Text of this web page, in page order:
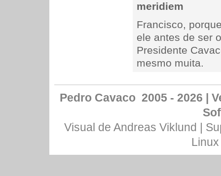
meridiem
Francisco,
ele antes de ser
Presidente
mesmo muita.
Pedro Cavaco 2005 - 2026 |
Visual de Andreas Viklund |
Linux